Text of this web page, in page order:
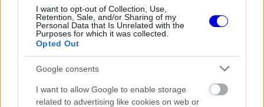
I want to opt-out of Collection, Use,
Retention, Sale, and/or Sharing of my
Personal Data that Is Unrelated with the
Purposes for which it was collected.
Opted Out
Google consents
I want to allow Google to enable storage
related to advertising like cookies on web or
is
loading.
modal
window.
A korábbi évek gyakorlata alapján az ilyen jellegű